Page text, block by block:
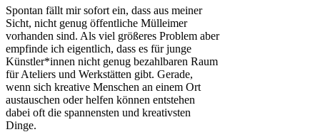
Spontan fällt mir sofort ein, dass aus meiner
Sicht, nicht genug öffentliche Mülleimer
vorhanden sind. Als viel größeres Problem aber
empfinde ich eigentlich, dass es für junge
Künstler*innen nicht genug bezahlbaren Raum
für Ateliers und Werkstätten gibt. Gerade,
wenn sich kreative Menschen an einem Ort
austauschen oder helfen können entstehen
dabei oft die spannensten und kreativsten
Dinge.